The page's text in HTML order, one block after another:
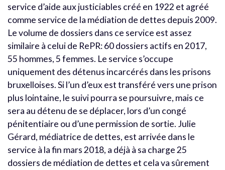
service d’aide aux justiciables créé en 1922 et agréé
comme service de la médiation de dettes depuis 2009.
Le volume de dossiers dans ce service est assez
similaire à celui de RePR: 60 dossiers actifs en 2017,
55 hommes, 5 femmes. Le service s’occupe
uniquement des détenus incarcérés dans les prisons
bruxelloises. Si l’un d’eux est transféré vers une prison
plus lointaine, le suivi pourra se poursuivre, mais ce
sera au détenu de se déplacer, lors d’un congé
pénitentiaire ou d’une permission de sortie. Julie
Gérard, médiatrice de dettes, est arrivée dans le
service à la fin mars 2018, a déjà à sa charge 25
dossiers de médiation de dettes et cela va sûrement